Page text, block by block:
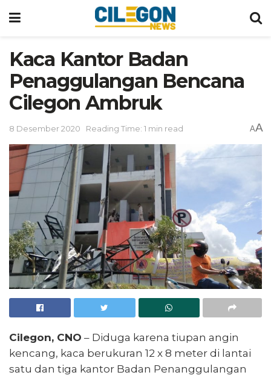
Kaca Kantor Badan
Penaggulangan Bencana
Cilegon Ambruk
8 Desember 2020 Reading Time: 1 min read AA
Cilegon, CNO – Diduga karena tiupan angin
kencang, kaca berukuran 12 x 8 meter di lantai
satu dan tiga kantor Badan Penanggulangan